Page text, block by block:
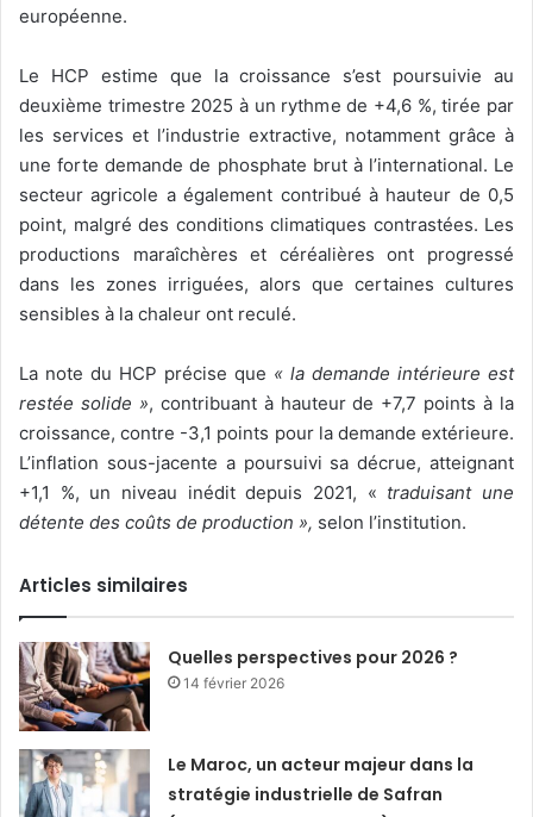
européenne.
Le HCP estime que la croissance s’est poursuivie au
deuxième trimestre 2025 à un rythme de +4,6 %, tirée par
les services et l’industrie extractive, notamment grâce à
une forte demande de phosphate brut à l’international. Le
secteur agricole a également contribué à hauteur de 0,5
point, malgré des conditions climatiques contrastées. Les
productions maraîchères et céréalières ont progressé
dans les zones irriguées, alors que certaines cultures
sensibles à la chaleur ont reculé.
La note du HCP précise que « la demande intérieure est
restée solide », contribuant à hauteur de +7,7 points à la
croissance, contre -3,1 points pour la demande extérieure.
L’inflation sous-jacente a poursuivi sa décrue, atteignant
+1,1 %, un niveau inédit depuis 2021, « traduisant une
détente des coûts de production », selon l’institution.
Articles similaires
Quelles perspectives pour 2026 ?
14 février 2026
Le Maroc, un acteur majeur dans la
stratégie industrielle de Safran